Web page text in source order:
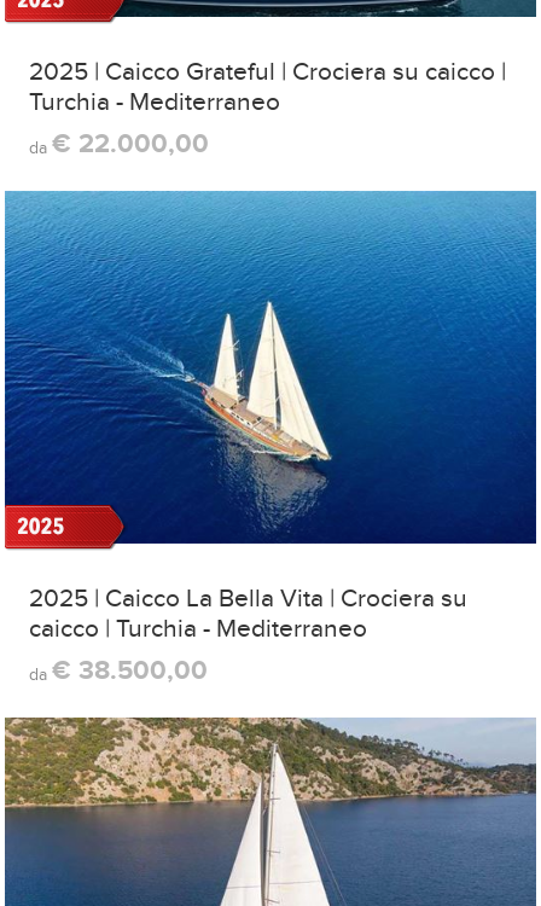
2025 | Caicco Grateful | Crociera su caicco |
Turchia - Mediterraneo
da€ 22.000,00
2025 | Caicco La Bella Vita | Crociera su
caicco | Turchia - Mediterraneo
da€ 38.500,00